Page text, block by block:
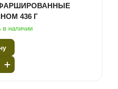
436 Г
в наличии